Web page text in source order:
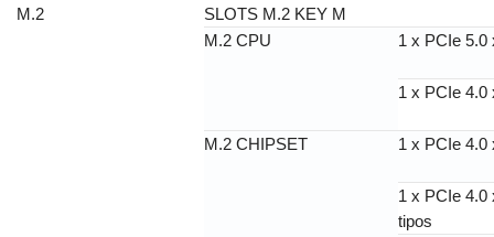
M.2
SLOTS M.2 KEY M
M.2 CPU 1 x PCIe 5.0
1 x PCIe 4.0
M.2 CHIPSET 1 x PCIe 4.0
1 x PCIe 4.0
tipos